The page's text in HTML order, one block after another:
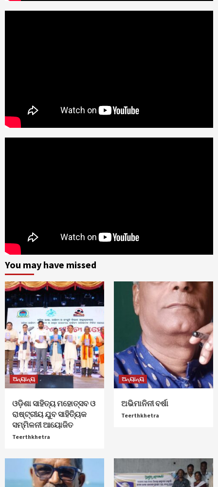
You may have missed
ଅନ୍ୟାନ୍ୟ
ଓଡ଼ିଶା ସାହିତ୍ୟ ମହୋତ୍ସବ ଓ
ରାଷ୍ଟ୍ରୀୟ ଯୁବ ସାହିତ୍ୟିକ
ସମ୍ମିଳନୀ ଆୟୋଜିତ
Teerthkhetra
ଅନ୍ୟାନ୍ୟ
ଅଭିମାନିନୀ ବର୍ଷା
Teerthkhetra